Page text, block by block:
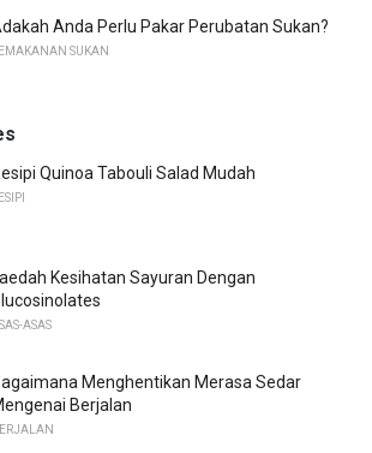
Anda Perlu Pakar Perubatan Sukan?
SUKAN
Quinoa Tabouli Salad Mudah
Kesihatan Sayuran Dengan
ASAS
Menghentikan Merasa Sedar
Berjalan